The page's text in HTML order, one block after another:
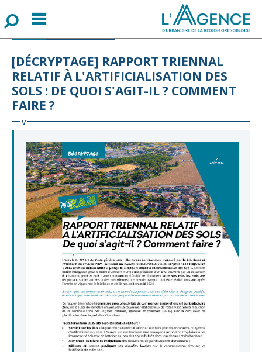
Menu
[DÉCRYPTAGE] RAPPORT TRIENNAL
RELATIF À L'ARTIFICIALISATION DES
SOLS : DE QUOI S'AGIT-IL ? COMMENT
FAIRE ?